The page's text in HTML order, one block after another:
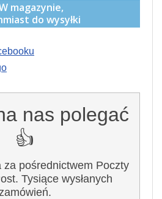
magazynie,
do wysyłki
nas polegać
👍
za pośrednictwem Poczty
Tysiące wysłanych